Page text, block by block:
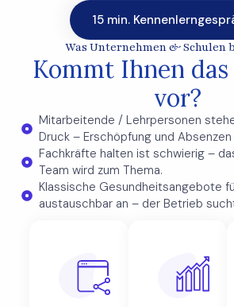
15 min.
Was Unternehmen & Schulen
Kommt Ihnen
vor?
Mitarbeitende / Lehrpersonen
Druck – Erschöpfung und Absenzen
Fachkräfte halten ist schwierig –
Team wird zum Thema.
Klassische Gesundheitsangebote
austauschbar an – der Betrieb